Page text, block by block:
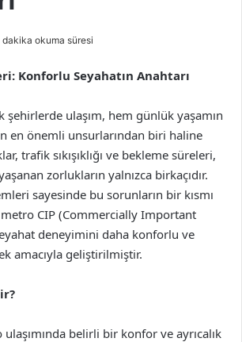
dakika okuma süresi
Konforlu Seyahatın Anahtarı
şehirlerde ulaşım, hem günlük yaşamın
en önemli unsurlarından biri haline
trafik sıkışıklığı ve bekleme süreleri,
zorlukların yalnızca birkaçıdır.
sayesinde bu sorunların bir kısmı
CIP (Commercially Important
deneyimini daha konforlu ve
amacıyla geliştirilmiştir.
belirli bir konfor ve ayrıcalık